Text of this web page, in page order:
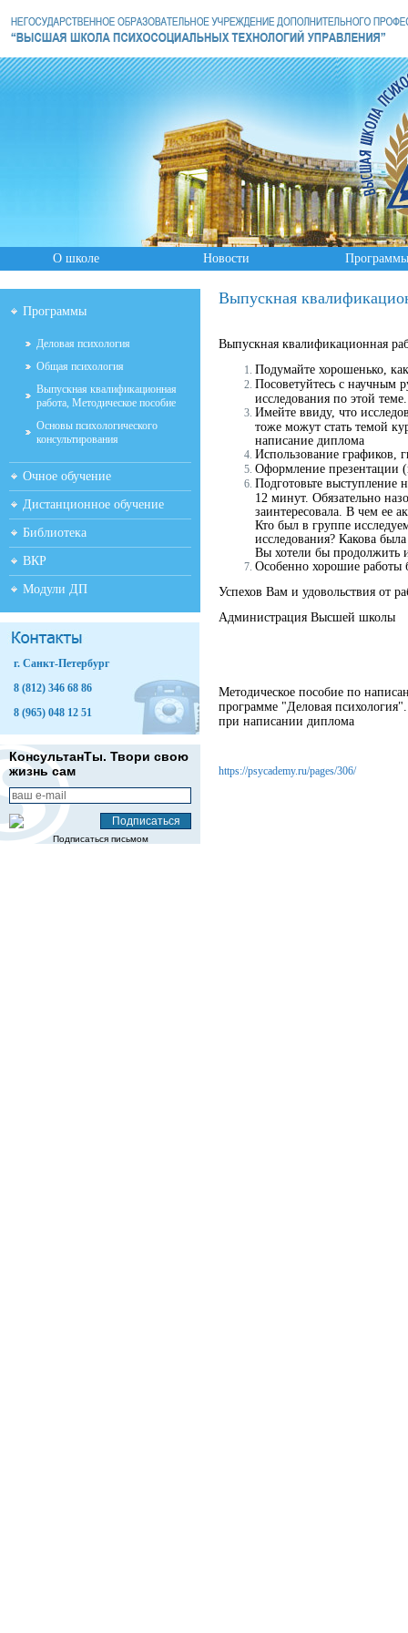
О школе Новости Программы
Программы
Деловая психология
Общая психология
Выпускная квалификационная
работа, Методическое пособие
Основы психологического
консультирования
Очное обучение
Дистанционное обучение
Библиотека
ВКР
Модули ДП
г. Санкт-Петербург
8 (812) 346 68 86
8 (965) 048 12 51
КонсультанТы. Твори свою
жизнь сам
Подписаться письмом
Выпускная
Выпускная квалификационная
Подумайте хорошенько,
Посоветуйтесь с научным
исследования по этой теме.
Имейте ввиду, что
тоже можут стать темой
написание диплома
Использование графиков,
Оформление презентации
Подготовьте выступление
12 минут. Обязательно
заинтересовала. В чем ее
Кто был в группе
исследования? Какова
Вы хотели бы продолжить
Особенно хорошие работы
Успехов Вам и удовольствия от
Администрация Высшей школы
Методическое пособие по
программе "Деловая
при написании диплома
https://psycademy.ru/pages/306/